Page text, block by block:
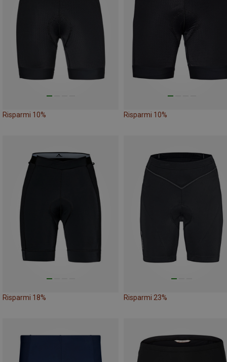
Risparmi 10% Risparmi 10%
Risparmi 18% Risparmi 23%